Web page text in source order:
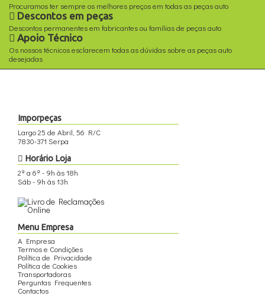
Procuramos ter sempre os melhores preços em todas as peças auto
Descontos em peças
Descontos permanentes em fabricantes ou famílias de peças auto
Apoio Técnico
Os nossos técnicos esclarecem todas as dúvidas sobre as peças auto
desejadas
Imporpeças
Largo 25 de Abril, 56 R/C
7830-371 Serpa
Horário Loja
2ª a 6ª - 9h às 18h
Sáb - 9h às 13h
Menu Empresa
A Empresa
Termos e Condições
Política de Privacidade
Política de Cookies
Transportadoras
Perguntas Frequentes
Contactos